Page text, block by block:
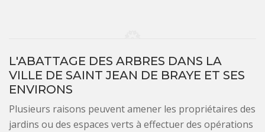
L'ABATTAGE DES ARBRES DANS LA
VILLE DE SAINT JEAN DE BRAYE ET SES
ENVIRONS
Plusieurs raisons peuvent amener les propriétaires des
jardins ou des espaces verts à effectuer des opérations